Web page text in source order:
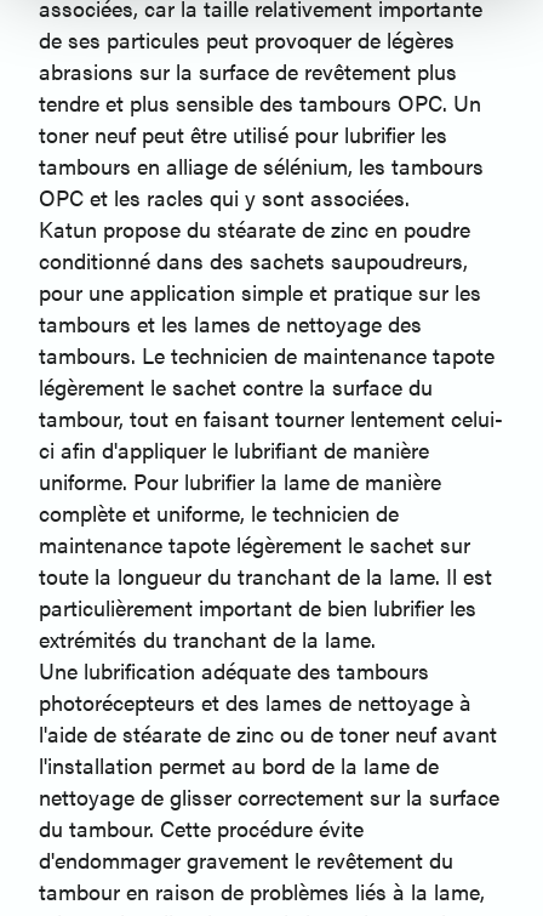
associées, car la taille relativement importante
de ses particules peut provoquer de légères
abrasions sur la surface de revêtement plus
tendre et plus sensible des tambours OPC. Un
toner neuf peut être utilisé pour lubrifier les
tambours en alliage de sélénium, les tambours
OPC et les racles qui y sont associées.
Katun propose du stéarate de zinc en poudre
conditionné dans des sachets saupoudreurs,
pour une application simple et pratique sur les
tambours et les lames de nettoyage des
tambours. Le technicien de maintenance tapote
légèrement le sachet contre la surface du
tambour, tout en faisant tourner lentement celui-
ci afin d'appliquer le lubrifiant de manière
uniforme. Pour lubrifier la lame de manière
complète et uniforme, le technicien de
maintenance tapote légèrement le sachet sur
toute la longueur du tranchant de la lame. Il est
particulièrement important de bien lubrifier les
extrémités du tranchant de la lame.
Une lubrification adéquate des tambours
photorécepteurs et des lames de nettoyage à
l'aide de stéarate de zinc ou de toner neuf avant
l'installation permet au bord de la lame de
nettoyage de glisser correctement sur la surface
du tambour. Cette procédure évite
d'endommager gravement le revêtement du
tambour en raison de problèmes liés à la lame,